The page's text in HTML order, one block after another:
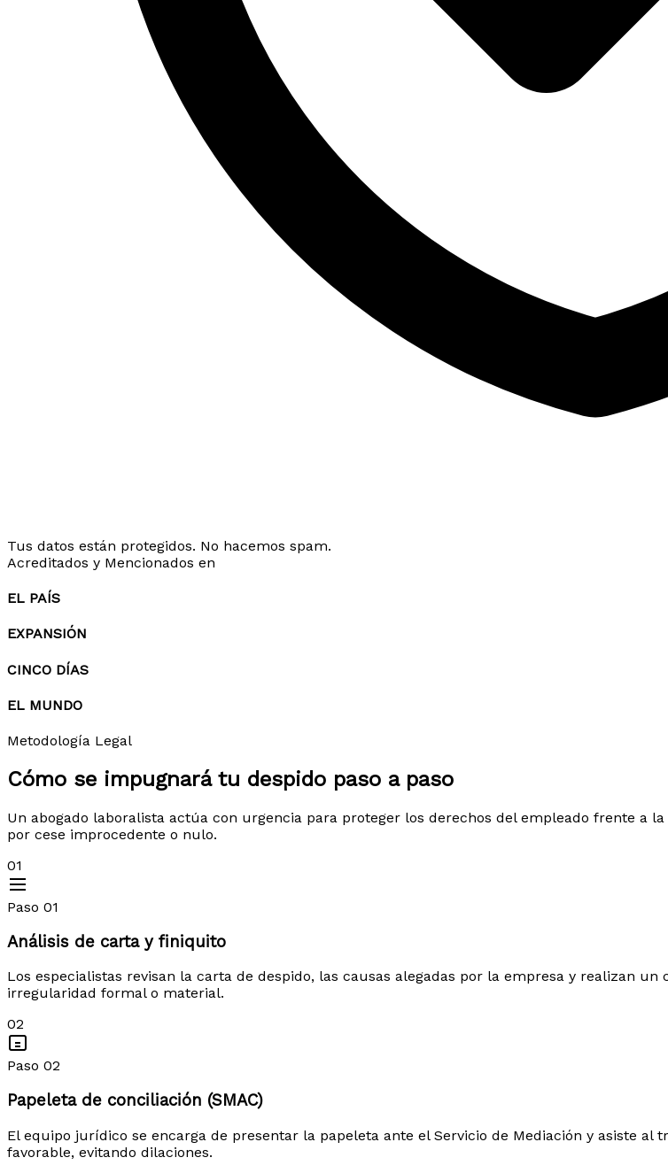
Tus datos están protegidos. No hacemos spam.
Acreditados y Mencionados en
EL PAÍS
EXPANSIÓN
CINCO DÍAS
EL MUNDO
Metodología Legal
Cómo se impugnará tu despido paso a paso
Un abogado laboralista actúa con urgencia para proteger los derechos del empleado frente a
por cese improcedente o nulo.
01
Paso 01
Análisis de carta y finiquito
Los especialistas revisan la carta de despido, las causas alegadas por la empresa y realizan
irregularidad formal o material.
02
Paso 02
Papeleta de conciliación (SMAC)
El equipo jurídico se encarga de presentar la papeleta ante el Servicio de Mediación y asiste
favorable, evitando dilaciones.